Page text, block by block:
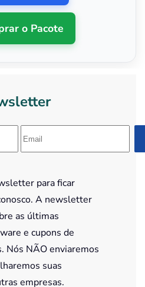
o Pacote
para ficar
A newsletter
as últimas
e cupons de
Nós NÃO enviaremos
suas
empresas.